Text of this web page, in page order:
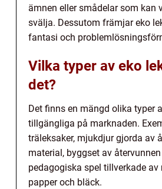
ämnen eller smådelar som kan
svälja. Dessutom främjar eko
fantasi och
Vilka typer av eko
det?
Det finns en mängd olika typer
tillgängliga på marknaden.
träleksaker, mjukdjur gjorda av
material, byggset av
pedagogiska spel tillverkade
papper och bläck.